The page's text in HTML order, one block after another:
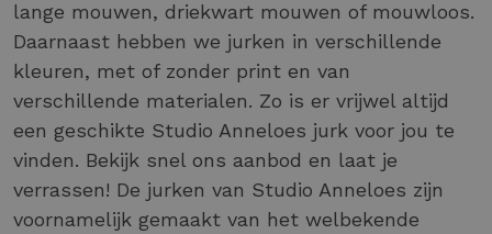
lange mouwen, driekwart mouwen of mouwloos.
Daarnaast hebben we jurken in verschillende
kleuren, met of zonder print en van
verschillende materialen. Zo is er vrijwel altijd
een geschikte Studio Anneloes jurk voor jou te
vinden. Bekijk snel ons aanbod en laat je
verrassen! De jurken van Studio Anneloes zijn
voornamelijk gemaakt van het welbekende